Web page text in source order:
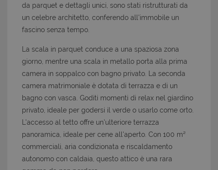
da parquet e dettagli unici, sono stati ristrutturati da
un celebre architetto, conferendo all'immobile un
fascino senza tempo.
La scala in parquet conduce a una spaziosa zona
giorno, mentre una scala in metallo porta alla prima
camera in soppalco con bagno privato. La seconda
camera matrimoniale è dotata di terrazza e di un
bagno con vasca. Goditi momenti di relax nel giardino
privato, ideale per godersi il verde o usarlo come orto.
L'accesso al tetto offre un'ulteriore terrazza
panoramica, ideale per cene all'aperto. Con 100 m²
commerciali, aria condizionata e riscaldamento
autonomo con caldaia, questo attico è una rara